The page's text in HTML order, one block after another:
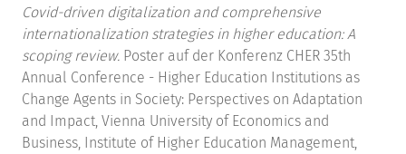
Covid-driven digitalization and comprehensive
internationalization strategies in higher education: A
scoping review. Poster auf der Konferenz CHER 35th
Annual Conference - Higher Education Institutions as
Change Agents in Society: Perspectives on Adaptation
and Impact, Vienna University of Economics and
Business, Institute of Higher Education Management,